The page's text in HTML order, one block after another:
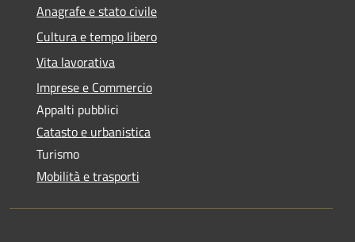
Anagrafe e stato civile
Cultura e tempo libero
Vita lavorativa
Imprese e Commercio
Appalti pubblici
Catasto e urbanistica
Turismo
Mobilità e trasporti